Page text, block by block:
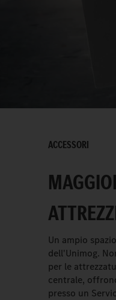
ACCESSORI
Un ampio
dell'Unimog.
per le
centrale,
presso un